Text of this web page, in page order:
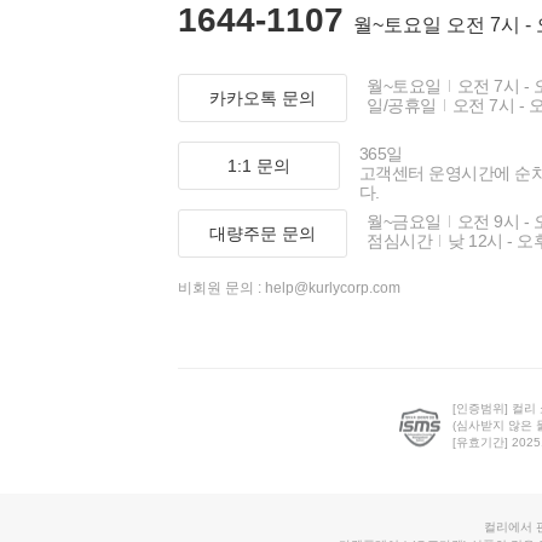
1644-1107 월~토요일 오전 7시 -
카카오톡 문의
월~토요일
오전 7시 -
일/공휴일
오전 7시 -
1:1 문의
365일
고객센터 운영시간에 순
다.
대량주문 문의
월~금요일
오전 9시 -
점심시간
낮 12시 - 오
비회원 문의 : help@kurlycorp.com
[인증범위] 컬리
(심사받지 않은
[유효기간]
컬리에서